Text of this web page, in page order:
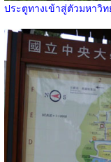
ประตูทางเข้าสู่ตัวมหาวิ